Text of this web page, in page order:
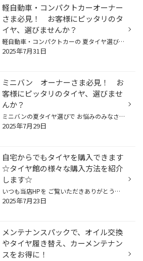
軽自動車・コンパクトカーオーナー
さま必見！ お客様にピッタリのタ
イヤ、選びませんか？
軽自動車・コンパクトカーの 夏タイヤ選びで お悩みのみなさまへ。 タイヤ館アプリダウンロードでお得にタイヤGET 詳しくはこちら 本日は 軽自動車・コンパクトカーに オススメのタイヤを紹介いたします♪ 軽自動車・コンパクトカーの特徴 タイヤ径が普通車と比べて小さいので 同じ距離を走るにも回...
2025年7月31日
ミニバン オーナーさま必見！ お
客様にピッタリのタイヤ、選びませ
んか？
ミニバンの夏タイヤ選びで お悩みのみなさまへ。 タイヤ館アプリダウンロードでお得にタイヤGET 詳しくはこちら ミニバンに オススメのタイヤを紹介いたします♪ 代表車種 ノア・ヴォクシー・エスクァイア、エスティマ アルファード・ヴェルファイア セレナ、エルグランド ステップワゴン、オデッセ...
2025年7月29日
自宅からでもタイヤを購入できます
☆タイヤ館の様々な購入方法を紹介
します☆
いつも当店HPを ご覧いただきありがとうございます。 タイヤ館アプリダウンロードでお得にタイヤGET‼ ＼こちらから／ 自宅からでもタイヤを購入できます☆タイヤ館の様々な購入方法を紹介します☆ タイヤ館で行っている様々なタイヤ購入方法を メリットや注意点を含めて紹介させていただきます。 ① 店...
2025年7月23日
メンテナンスパックで、オイル交換
やタイヤ履き替え、カーメンテナン
スをお得に！